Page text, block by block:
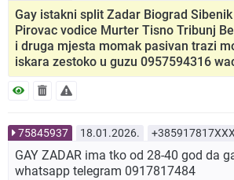
Gay istakni split Zadar Biograd
Pirovac vodice Murter Tisno Tribunj
i druga mjesta momak pasivan trazi
iskara zestoko u guzu 0957594316
75845937 18.01.2026.
GAY ZADAR ima tko od 28-40 god da
whatsapp telegram 0917817484